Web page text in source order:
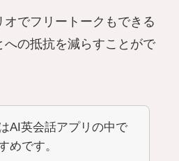
でフリートークもできる
の抵抗を減らすことがで
AI英会話アプリの中で
めです。